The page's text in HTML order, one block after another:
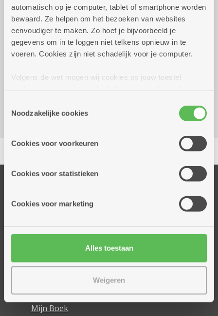
automatisch op je computer, tablet of smartphone worden
bewaard. Ze helpen om het bezoeken van websites
eenvoudiger te maken. Zo hoef je bijvoorbeeld je
gegevens om in te loggen niet telkens opnieuw in te
voeren. Cookies zijn niet schadelijk voor je computer.
Volgens de wet mogen wij cookies op jouw toestel
cookies hebben we jouw toestemming nodig. Sommige
cookies worden geplaatst door derde partijen die een
informatie over jouw (geanonimiseerd) gebruik van onze
partners kunnen deze gegevens combineren met andere
Noodzakelijke cookies
Cookies voor voorkeuren
Cookies voor statistieken
Cookies voor marketing
Alles toestaan
Weigeren
woensdag 9 september
2026
10.00 uur tot 12.00
uur
Gratis
2040 Berendrecht
Delen
Thuisdiensten
Assistentiewoningen
Mijn Zorgbedrijf
Onze innovaties
Mijn Boek